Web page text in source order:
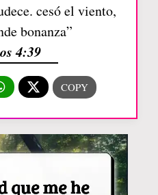
cesó el viento,
bonanza”
4:39